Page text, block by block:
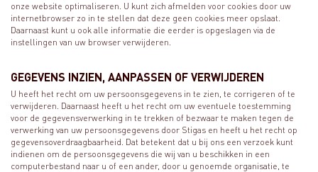
onze website optimaliseren. U kunt zich afmelden voor cookies door uw
internetbrowser zo in te stellen dat deze geen cookies meer opslaat.
Daarnaast kunt u ook alle informatie die eerder is opgeslagen via de
instellingen van uw browser verwijderen.
GEGEVENS INZIEN, AANPASSEN OF VERWIJDEREN
U heeft het recht om uw persoonsgegevens in te zien, te corrigeren of te
verwijderen. Daarnaast heeft u het recht om uw eventuele toestemming
voor de gegevensverwerking in te trekken of bezwaar te maken tegen de
verwerking van uw persoonsgegevens door Stigas en heeft u het recht op
gegevensoverdraagbaarheid. Dat betekent dat u bij ons een verzoek kunt
indienen om de persoonsgegevens die wij van u beschikken in een
computerbestand naar u of een ander, door u genoemde organisatie, te